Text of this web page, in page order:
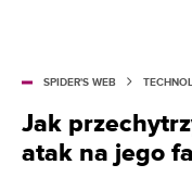
SPIDER'S WEB
Jak
atak na jego